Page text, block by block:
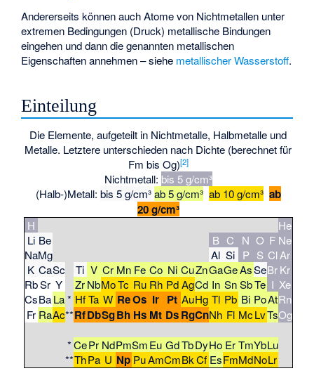
Andererseits können auch Atome von Nichtmetallen unter
extremen Bedingungen (Druck) metallische Bindungen
eingehen und dann die genannten metallischen
Eigenschaften annehmen – siehe metallischer Wasserstoff.
Einteilung
Die Elemente, aufgeteilt in Nichtmetalle, Halbmetalle und
Metalle. Letztere unterschieden nach Dichte (berechnet für
Fm bis Og)[2]
Nichtmetall: bis 5 g/cm³
(Halb-)Metall: bis 5 g/cm³ ab 5 g/cm³ ab 10 g/cm³ ab
20 g/cm³
H
He
Li Be B C N O F Ne
NaMg Al Si P S ClAr
K CaSc Ti V Cr Mn Fe Co Ni CuZnGaGeAsSeBrKr
RbSr Y ZrNbMoTc Ru Rh Pd AgCd In Sn SbTe I Xe
CsBaLa * Hf Ta W ReOs Ir Pt AuHg Tl Pb Bi PoAtRn
Fr RaAc**RfDbSgBh Hs Mt DsRgCnNh Fl McLvTsOg
*CePr NdPmSmEu GdTbDyHo ErTmYbLu
**ThPa U Np PuAmCmBkCf EsFmMdNoLr